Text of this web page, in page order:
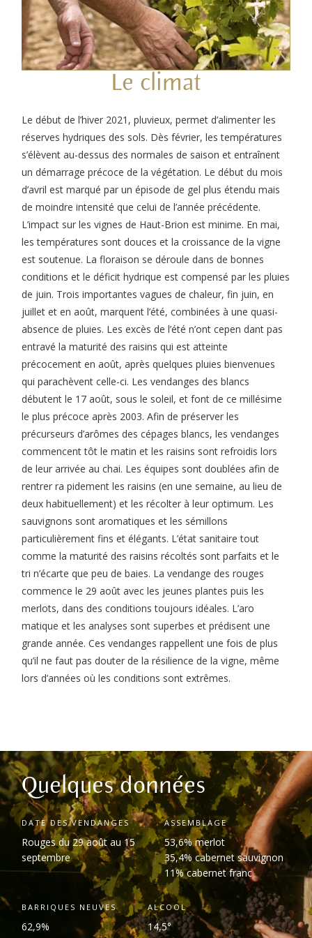
Le climat
Le début de l’hiver 2021, pluvieux, permet d’alimenter les
réserves hydriques des sols. Dès février, les températures
s’élèvent au-dessus des normales de saison et entraînent
un démarrage précoce de la végétation. Le début du mois
d’avril est marqué par un épisode de gel plus étendu mais
de moindre intensité que celui de l’année précédente.
L’impact sur les vignes de Haut-Brion est minime. En mai,
les températures sont douces et la croissance de la vigne
est soutenue. La floraison se déroule dans de bonnes
conditions et le déficit hydrique est compensé par les pluies
de juin. Trois importantes vagues de chaleur, fin juin, en
juillet et en août, marquent l’été, combinées à une quasi-
absence de pluies. Les excès de l’été n’ont cepen dant pas
entravé la maturité des raisins qui est atteinte
précocement en août, après quelques pluies bienvenues
qui parachèvent celle-ci. Les vendanges des blancs
débutent le 17 août, sous le soleil, et font de ce millésime
le plus précoce après 2003. Afin de préserver les
précurseurs d’arômes des cépages blancs, les vendanges
commencent tôt le matin et les raisins sont refroidis lors
de leur arrivée au chai. Les équipes sont doublées afin de
rentrer ra pidement les raisins (en une semaine, au lieu de
deux habituellement) et les récolter à leur optimum. Les
sauvignons sont aromatiques et les sémillons
particulièrement fins et élégants. L’état sanitaire tout
comme la maturité des raisins récoltés sont parfaits et le
tri n’écarte que peu de baies. La vendange des rouges
commence le 29 août avec les jeunes plantes puis les
merlots, dans des conditions toujours idéales. L’aro
matique et les analyses sont superbes et prédisent une
grande année. Ces vendanges rappellent une fois de plus
qu’il ne faut pas douter de la résilience de la vigne, même
lors d’années où les conditions sont extrêmes.
Quelques données
DATE DES VENDANGES
Rouges du 29 août au 15
septembre
ASSEMBLAGE
53,6% merlot
35,4% cabernet sauvignon
11% cabernet franc
BARRIQUES NEUVES
62,9%
ALCOOL
14,5°